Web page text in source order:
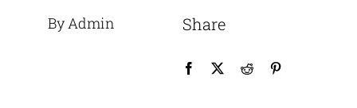
By Admin Share